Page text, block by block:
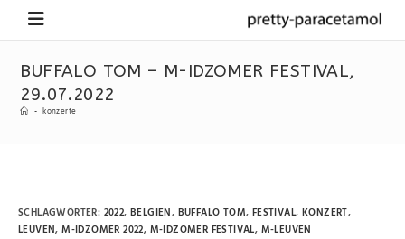
BUFFALO TOM – M-IDZOMER FESTIVAL,
29.07.2022
- konzerte
SCHLAGWÖRTER: 2022, BELGIEN, BUFFALO TOM, FESTIVAL, KONZERT,
LEUVEN, M-IDZOMER 2022, M-IDZOMER FESTIVAL, M-LEUVEN